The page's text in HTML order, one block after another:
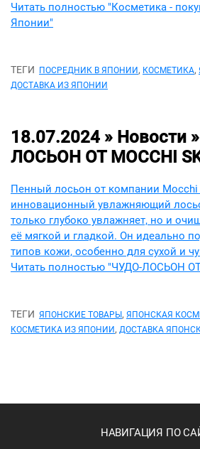
Читать полностью "Косметика -
Японии"
ТЕГИ ПОСРЕДНИК В ЯПОНИИ , КОСМЕТИКА,
ДОСТАВКА ИЗ ЯПОНИИ
18.07.2024 » Новости »
ЛОСЬОН ОТ MOCCHI
Пенный лосьон от компании Mocchi
инновационный увлажняющий
только глубоко увлажняет, но и
её мягкой и гладкой. Он идеально
типов кожи, особенно для сухой и
Читать полностью "ЧУДО-ЛОСЬОН ОТ
ТЕГИ ЯПОНСКИЕ ТОВАРЫ , ЯПОНСКАЯ
КОСМЕТИКА ИЗ ЯПОНИИ , ДОСТАВКА
НАВИГАЦИЯ ПО